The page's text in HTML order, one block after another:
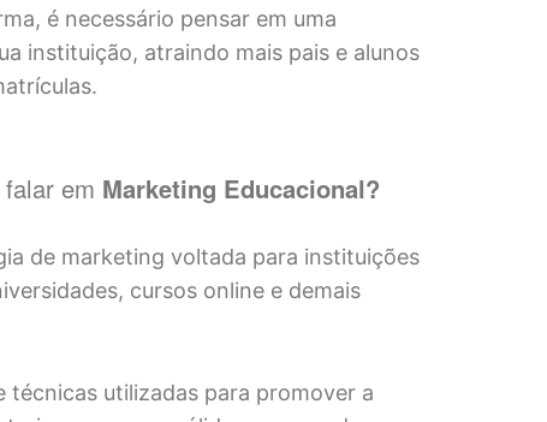
é necessário pensar em uma
instituição, atraindo mais pais e alunos
em Marketing Educacional?
de marketing voltada para instituições
cursos online e demais
utilizadas para promover a